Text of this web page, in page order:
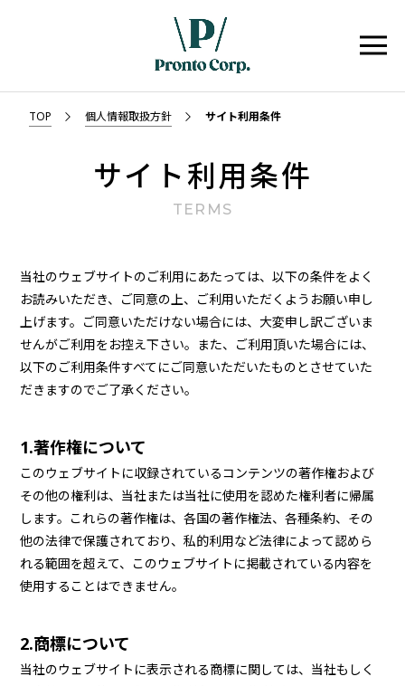
TOP 個人情報取扱方針 サイト利用条件
サイト利用条件
TERMS
当社のウェブサイトのご利用にあたっては、以下の条件をよく
お読みいただき、ご同意の上、ご利用いただくようお願い申し
上げます。ご同意いただけない場合には、大変申し訳ございま
せんがご利用をお控え下さい。また、ご利用頂いた場合には、
以下のご利用条件すべてにご同意いただいたものとさせていた
だきますのでご了承ください。
1.著作権について
このウェブサイトに収録されているコンテンツの著作権および
その他の権利は、当社または当社に使用を認めた権利者に帰属
します。これらの著作権は、各国の著作権法、各種条約、その
他の法律で保護されており、私的利用など法律によって認めら
れる範囲を超えて、このウェブサイトに掲載されている内容を
使用することはできません。
2.商標について
当社のウェブサイトに表示される商標に関しては、当社もしく